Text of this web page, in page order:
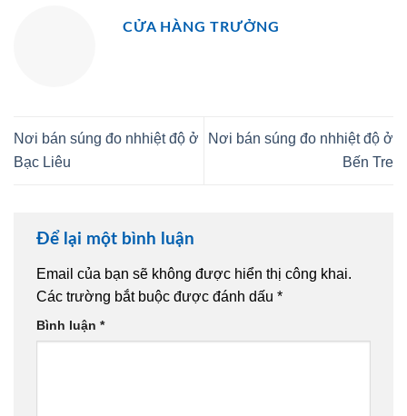
CỬA HÀNG TRƯỞNG
Nơi bán súng đo nhhiệt độ ở
Bạc Liêu
Nơi bán súng đo nhhiệt độ ở
Bến Tre
Để lại một bình luận
Email của bạn sẽ không được hiển thị công khai.
Các trường bắt buộc được đánh dấu *
Bình luận *